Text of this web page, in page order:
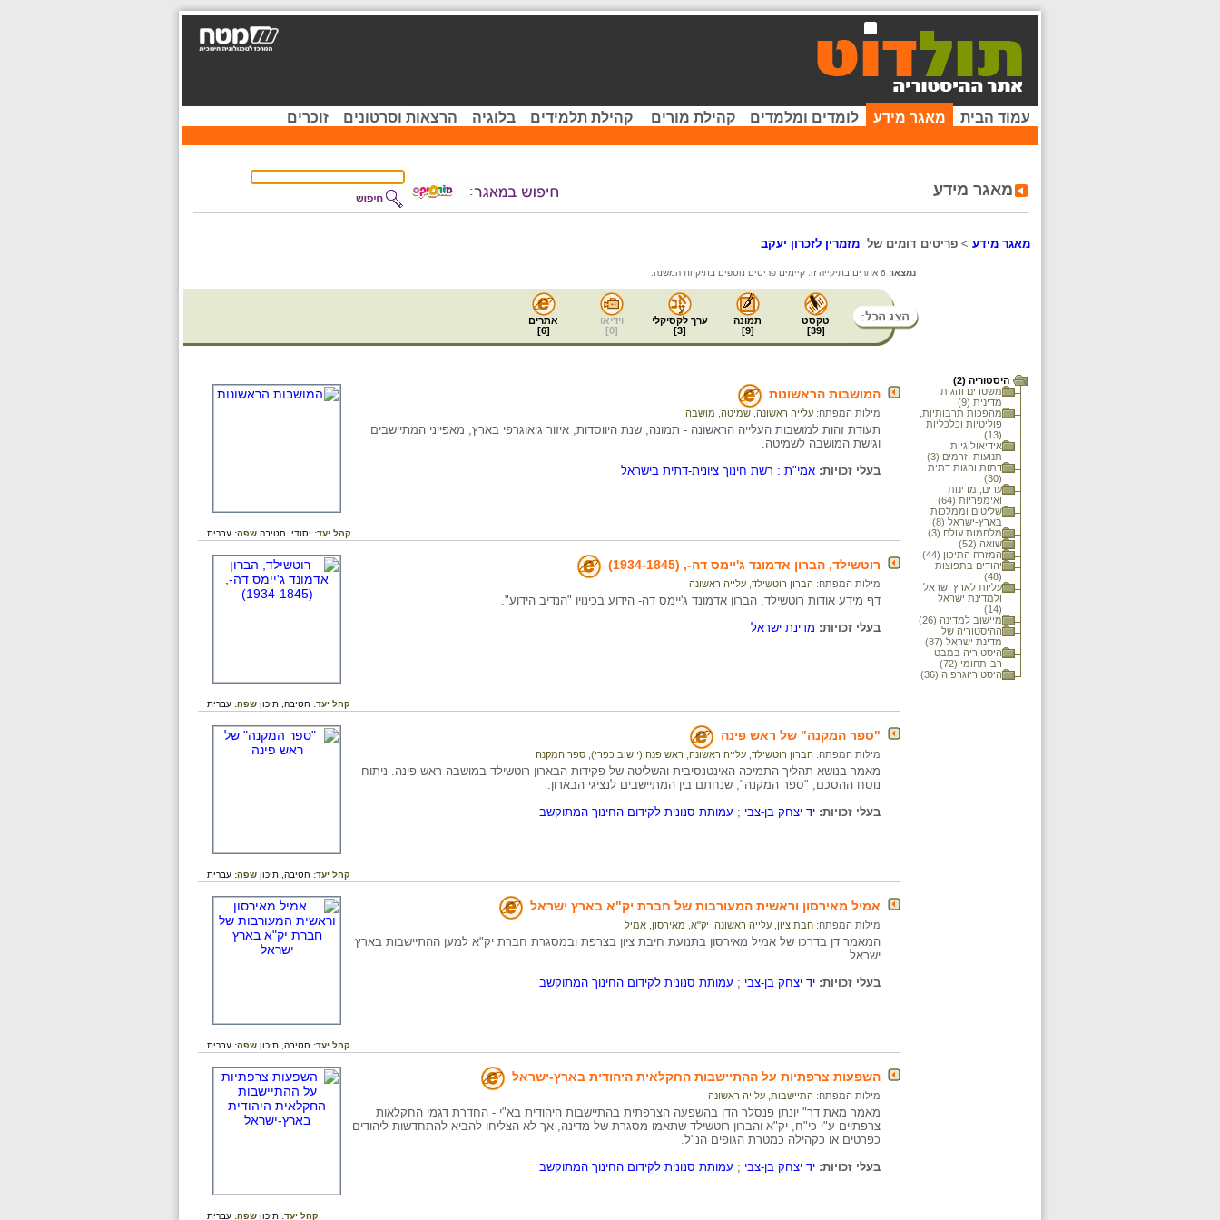
עמוד הבית מאגר מידע לומדים ומלמדים קהילת מורים קהילת תלמידים בלוגיה הרצאות וסרטונים זוכרים
מאגר מידע
מאגר מידע > פריטים דומים של מזמרין לזכרון יעקב
נמצאו:
טקסט
[
39
]
תמונה
[
9
]
ערך לקסיקלי
[
3
]
וידיאו
[
0
]
אתרים
[
6
]
היסטוריה (2)
משטרים והגות
מדינית (9)
מהפכות תרבותיות,
פוליטיות וכלכליות
(13)
אידיאולוגיות,
תנועות וזרמים (3)
דתות והגות דתית
(30)
ערים, מדינות
ואימפריות (64)
שליטים וממלכות
בארץ-ישראל (8)
מלחמות עולם (3)
שואה (52)
המזרח התיכון (44)
יהודים בתפוצות
(48)
עליות לארץ ישראל
ולמדינת ישראל
(14)
מיישוב למדינה (26)
ההיסטוריה של
מדינת ישראל (87)
היסטוריה במבט
רב-תחומי (72)
היסטוריוגרפיה (36)
המושבות הראשונות
מילות המפתח: עלייה ראשונה שמיטה מושבה
תעודת זהות למושבות העלייה הראשונה - תמונה, שנת היווסדות, איזור גיאוגרפי בארץ, מאפייני המתיישבים
וגישת המושבה לשמיטה.
בעלי זכויות: אמי"ת : רשת חינוך ציונית-דתית בישראל
קהל יעד: יסודי, חטיבה שפה: עברית
רוטשילד, הברון אדמונד ג'יימס דה-, (1934-1845)
מילות המפתח: הברון רוטשילד עלייה ראשונה
דף מידע אודות רוטשילד, הברון אדמונד ג'יימס דה- הידוע בכינויו "הנדיב הידוע".
בעלי זכויות: מדינת ישראל
קהל יעד: חטיבה, תיכון שפה: עברית
"ספר המקנה" של ראש פינה
מילות המפתח: הברון רוטשילד עלייה ראשונה ראש פנה (יישוב כפרי) ספר המקנה
מאמר בנושא תהליך התמיכה האינטנסיבית והשליטה של פקידות הבארון רוטשילד במושבה ראש-פינה. ניתוח
נוסח ההסכם, "ספר המקנה", שנחתם בין המתיישבים לנציגי הבארון.
בעלי זכויות: יד יצחק בן-צבי ; עמותת סנונית לקידום החינוך המתוקשב
קהל יעד: חטיבה, תיכון שפה: עברית
אמיל מאירסון וראשית המעורבות של חברת יק"א בארץ ישראל
מילות המפתח: חבת ציון עלייה ראשונה יק"א מאירסון, אמיל
המאמר דן בדרכו של אמיל מאירסון בתנועת חיבת ציון בצרפת ובמסגרת חברת יק"א למען ההתיישבות בארץ
ישראל.
בעלי זכויות: יד יצחק בן-צבי ; עמותת סנונית לקידום החינוך המתוקשב
קהל יעד: חטיבה, תיכון שפה: עברית
השפעות צרפתיות על ההתיישבות החקלאית היהודית בארץ-ישראל
מילות המפתח: התיישבות עלייה ראשונה
מאמר מאת דר" יונתן פנסלר הדן בהשפעה הצרפתית בהתיישבות היהודית בא"י - החדרת דגמי החקלאות
צרפתיים ע"י כי"ח, יק"א והברון רוטשילד שתאמו מסגרת של מדינה, אך לא הצליחו להביא להתחדשות ליהודים
כפרטים או כקהילה כמטרת הגופים הנ"ל.
בעלי זכויות: יד יצחק בן-צבי ; עמותת סנונית לקידום החינוך המתוקשב
קהל יעד: תיכון שפה: עברית